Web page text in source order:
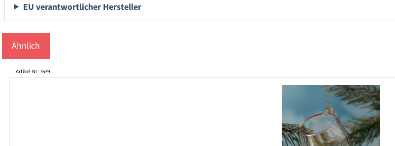
EU verantwortlicher Hersteller
Ähnlich
Produktgalerie überspringen
Artikel-Nr: 7639